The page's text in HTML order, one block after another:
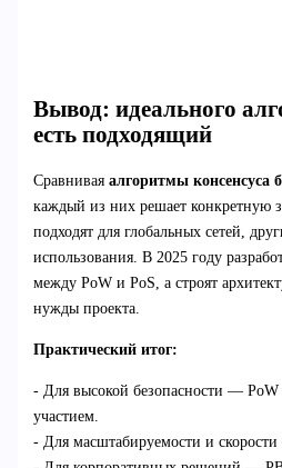
Вывод: идеального
есть подходящий
Сравнивая алгоритмы консенсуса
каждый из них решает конкретную
подходят для глобальных сетей,
использования. В 2025 году
между PoW и PoS, а строят
нужды проекта.
Практический итог:
- Для высокой безопасности —
участием.
- Для масштабируемости и